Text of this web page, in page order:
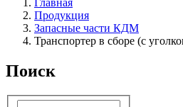
Главная
Продукция
Запасные части КДМ
Транспортер в сборе (с
Поиск